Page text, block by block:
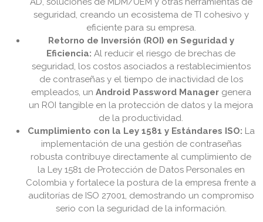
seguridad, creando un ecosistema de TI cohesivo y
eficiente para su empresa.
Retorno de Inversión (ROI) en Seguridad y
Eficiencia: Al reducir el riesgo de brechas de
seguridad, los costos asociados a restablecimientos
de contraseñas y el tiempo de inactividad de los
empleados, un Android Password Managergenera
un ROI tangible en la protección de datos y la mejora
de la productividad.
Cumplimiento con la Ley 1581 y Estándares ISO: La
implementación de una gestión de contraseñas
robusta contribuye directamente al cumplimiento de
la Ley 1581 de Protección de Datos Personales en
Colombia y fortalece la postura de la empresa frente a
auditorías de ISO 27001, demostrando un compromiso
serio con la seguridad de la información.